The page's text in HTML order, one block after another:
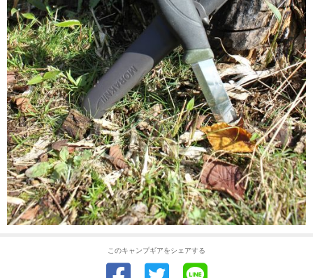
このキャンプギアをシェアする